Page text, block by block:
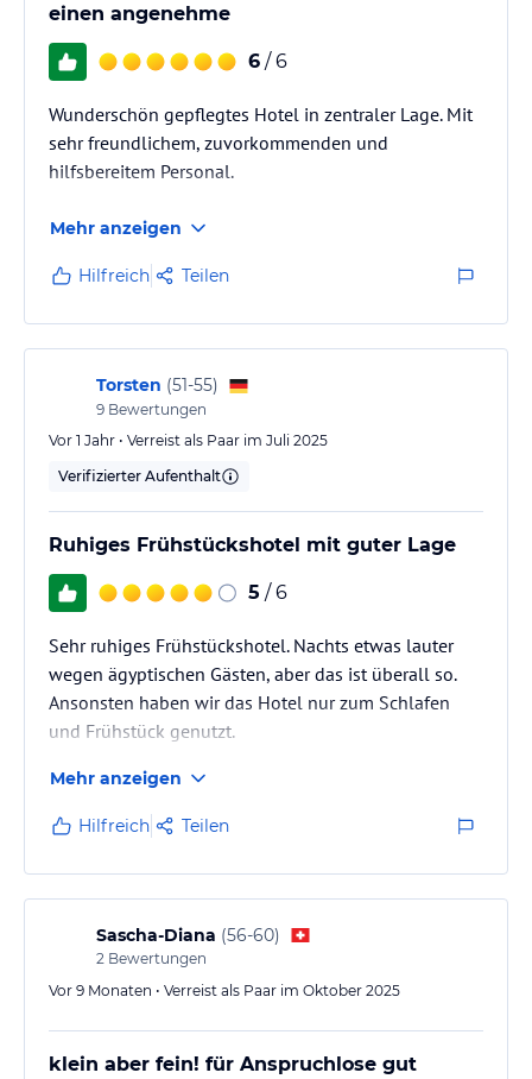
einen angenehme
6 / 6
Wunderschön gepflegtes Hotel in zentraler Lage. Mit
sehr freundlichem, zuvorkommenden und
hilfsbereitem Personal.
Mehr anzeigen
Hilfreich Teilen
Torsten (51-55)
9 Bewertungen
Vor 1 Jahr • Verreist als Paar im Juli 2025
Verifizierter Aufenthalt
Ruhiges Frühstückshotel mit guter Lage
5 / 6
Sehr ruhiges Frühstückshotel. Nachts etwas lauter
wegen ägyptischen Gästen, aber das ist überall so.
Ansonsten haben wir das Hotel nur zum Schlafen
und Frühstück genutzt.
Mehr anzeigen
Hilfreich Teilen
Sascha-Diana (56-60)
2 Bewertungen
Vor 9 Monaten • Verreist als Paar im Oktober 2025
klein aber fein! für Anspruchlose gut